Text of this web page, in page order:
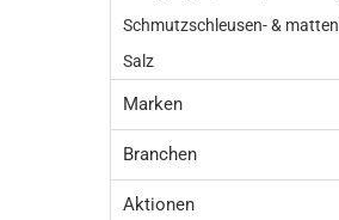
Schmutzschleusen- & matten
Salz
Marken
Branchen
Aktionen